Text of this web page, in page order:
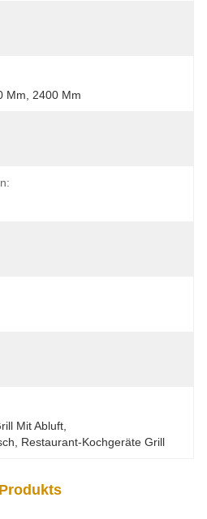
Mm, 2400 Mm
Mit Abluft
Restaurant-Kochgeräte Grill